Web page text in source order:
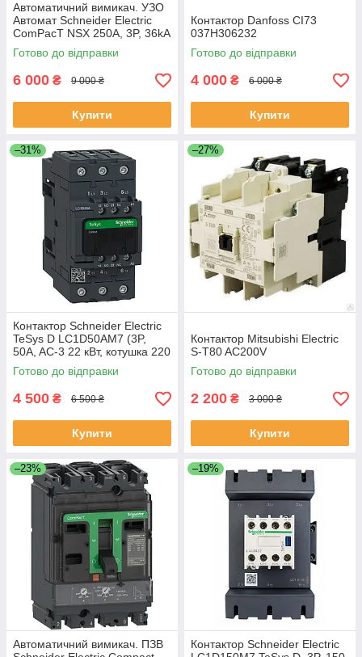
Автоматичний вимикач. УЗО
Автомат Schneider Electric
ComPacT NSX 250A, 3P, 36kA
(C25F3TM250)
Готово до відправки
6 000 ₴ 9 000 ₴
Купити
Контактор Danfoss CI73
037H306232
Готово до відправки
4 000 ₴ 6 000 ₴
Купити
–31%
Контактор Schneider Electric
TeSys D LC1D50AM7 (3P,
50A, AC-3 22 кВт, котушка 220
В AC, 1НО+1НЗ)
Готово до відправки
4 500 ₴ 6 500 ₴
Купити
–27%
Контактор Mitsubishi Electric
S-T80 AC200V
Готово до відправки
2 200 ₴ 3 000 ₴
Купити
–23%
Автоматичний вимикач. ПЗВ
–19%
Контактор Schneider Electric